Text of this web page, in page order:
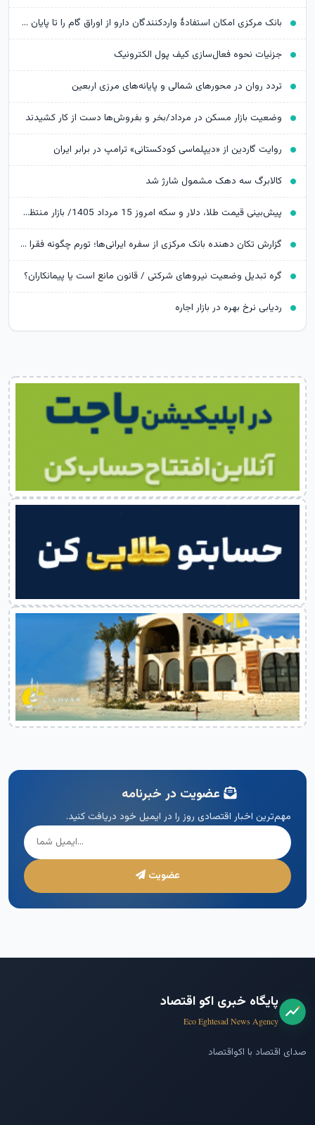
بانک مرکزی امکان استفادۀ واردکنندگان دارو از اوراق گام را تا پایان امسال تمدید کرد
جزئیات نحوه فعال‌سازی کیف پول الکترونیک
تردد روان در محورهای شمالی و پایانه‌های مرزی اربعین
وضعیت بازار مسکن در مرداد/بخر و بفروش‌ها دست از کار کشیدند
روایت گاردین از «دیپلماسی کودکستانی» ترامپ در برابر ایران
کالابرگ سه دهک مشمول شارژ شد
پیش‌بینی قیمت طلا، دلار و سکه امروز 15 مرداد 1405/ بازار منتظر مذاکرات تنگه هرمز
گزارش تکان‌ دهنده بانک مرکزی از سفره ایرانی‌ها؛ تورم چگونه فقرا را فقیرتر کرد؟
گره تبدیل وضعیت نیروهای شرکتی / قانون مانع است یا پیمانکاران؟
ردیابی نرخ بهره در بازار اجاره
عضویت در خبرنامه
مهم‌ترین اخبار اقتصادی روز را در ایمیل خود دریافت کنید.
عضویت
پایگاه خبری اکو اقتصاد
Eco Eghtesad News Agency
صدای اقتصاد با اکواقتصاد